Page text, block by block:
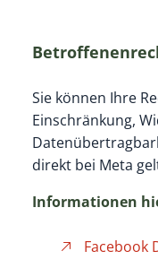
Sie können Ihre
Einschränkung,
direkt bei Meta
Informationen
Facebook